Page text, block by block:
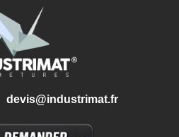
devis@industrimat.fr